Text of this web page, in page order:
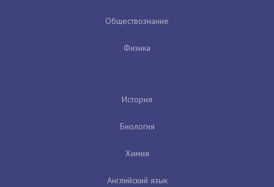
Обществознание
Физика
История
Биология
Химия
Английский язык